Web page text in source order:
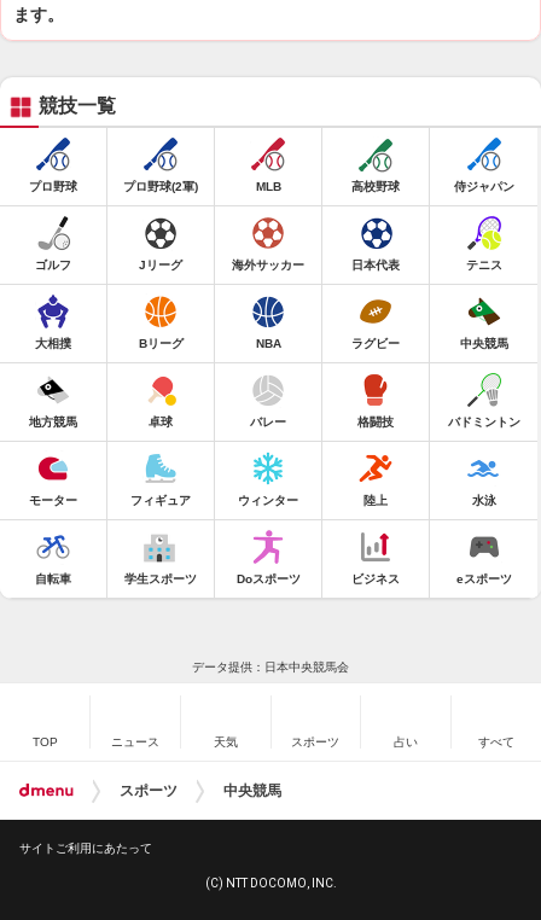
ます。
競技一覧
プロ野球 プロ野球(2軍) MLB 高校野球 侍ジャパン
ゴルフ Jリーグ 海外サッカー 日本代表 テニス
大相撲 Bリーグ NBA ラグビー 中央競馬
地方競馬 卓球 バレー 格闘技 バドミントン
モーター フィギュア ウィンター 陸上 水泳
自転車 学生スポーツ Doスポーツ ビジネス eスポーツ
データ提供：日本中央競馬会
TOP ニュース 天気 スポーツ 占い すべて
スポーツ 中央競馬
サイトご利用にあたって
(C) NTT DOCOMO, INC.